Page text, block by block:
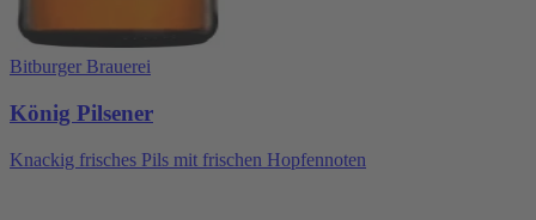
Bitburger Brauerei
König Pilsener
Knackig frisches Pils mit frischen Hopfennoten